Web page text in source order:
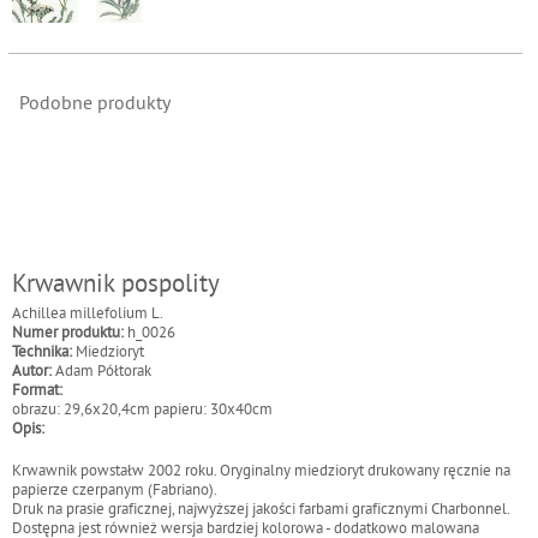
Podobne produkty
Krwawnik pospolity
Achillea millefolium L.
Numer produktu: h_0026
Technika: Miedzioryt
Autor:Adam Półtorak
Format:
obrazu: 29,6x20,4cm papieru: 30x40cm
Opis:
Krwawnik powstałw 2002 roku. Oryginalny miedzioryt drukowany ręcznie na
papierze czerpanym (Fabriano).
Druk na prasie graficznej, najwyższej jakości farbami graficznymi Charbonnel.
Dostępna jest również wersja bardziej kolorowa - dodatkowo malowana